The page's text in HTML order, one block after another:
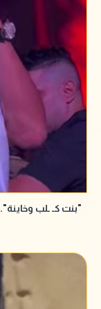
"بنت كـ ـلب